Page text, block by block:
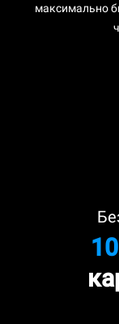
максимально